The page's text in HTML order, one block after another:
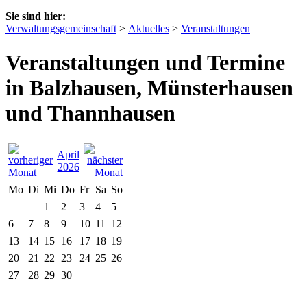
Sie sind hier:
Verwaltungsgemeinschaft > Aktuelles > Veranstaltungen
Veranstaltungen und Termine
in Balzhausen, Münsterhausen
und Thannhausen
April
2026
Mo Di Mi Do Fr Sa So
1
2 3 4
5
6
7 8 9 10 11
12
13
14 15 16 17 18 19
20
21 22 23 24 25 26
27
28 29 30